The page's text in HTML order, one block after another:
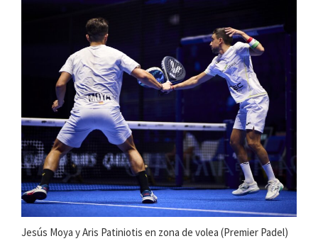
Jesús Moya y Aris Patiniotis en zona de volea (Premier Padel)